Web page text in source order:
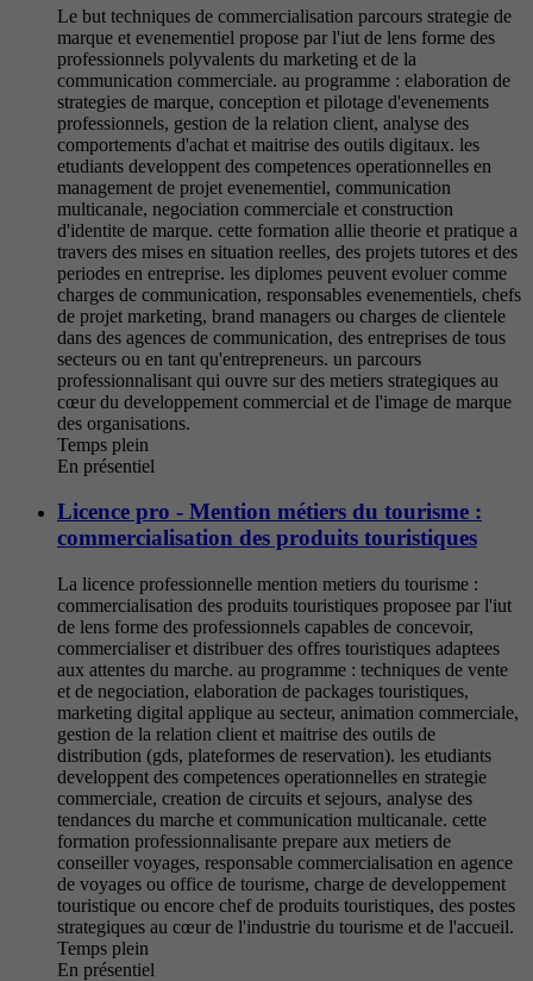
Le but techniques de commercialisation parcours strategie de
marque et evenementiel propose par l'iut de lens forme des
professionnels polyvalents du marketing et de la
communication commerciale. au programme : elaboration de
strategies de marque, conception et pilotage d'evenements
professionnels, gestion de la relation client, analyse des
comportements d'achat et maitrise des outils digitaux. les
etudiants developpent des competences operationnelles en
management de projet evenementiel, communication
multicanale, negociation commerciale et construction
d'identite de marque. cette formation allie theorie et pratique a
travers des mises en situation reelles, des projets tutores et des
periodes en entreprise. les diplomes peuvent evoluer comme
charges de communication, responsables evenementiels, chefs
de projet marketing, brand managers ou charges de clientele
dans des agences de communication, des entreprises de tous
secteurs ou en tant qu'entrepreneurs. un parcours
professionnalisant qui ouvre sur des metiers strategiques au
cœur du developpement commercial et de l'image de marque
des organisations.
Temps plein
En présentiel
Licence pro - Mention métiers du tourisme :
commercialisation des produits touristiques
La licence professionnelle mention metiers du tourisme :
commercialisation des produits touristiques proposee par l'iut
de lens forme des professionnels capables de concevoir,
commercialiser et distribuer des offres touristiques adaptees
aux attentes du marche. au programme : techniques de vente
et de negociation, elaboration de packages touristiques,
marketing digital applique au secteur, animation commerciale,
gestion de la relation client et maitrise des outils de
distribution (gds, plateformes de reservation). les etudiants
developpent des competences operationnelles en strategie
commerciale, creation de circuits et sejours, analyse des
tendances du marche et communication multicanale. cette
formation professionnalisante prepare aux metiers de
conseiller voyages, responsable commercialisation en agence
de voyages ou office de tourisme, charge de developpement
touristique ou encore chef de produits touristiques, des postes
strategiques au cœur de l'industrie du tourisme et de l'accueil.
Temps plein
En présentiel